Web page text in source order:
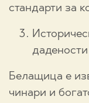
стандарти за
дадености
Белащица е
чинари и